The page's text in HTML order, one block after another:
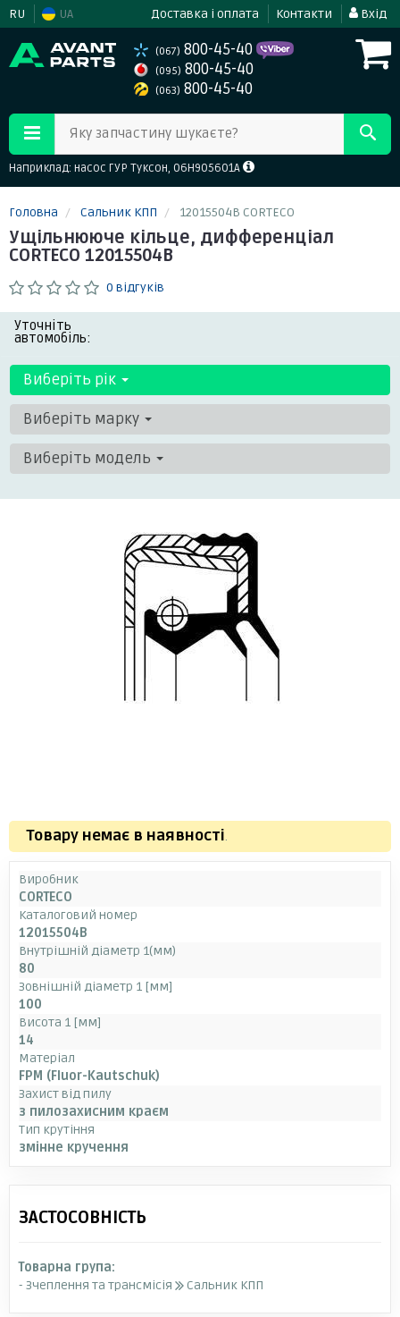
RU UA Доставка і оплата Контакти Вхід
(067) 800-45-40
(095) 800-45-40
(063) 800-45-40
Яку запчастину шукаєте?
Наприклад: насос ГУР Туксон, 06H905601A
Головна Сальник КПП 12015504B CORTECO
Ущільнююче кільце, дифференціал
CORTECO 12015504B
0 відгуків
Уточніть
автомобіль:
Виберіть рік
Виберіть марку
Виберіть модель
Товару немає в наявності.
Виробник
CORTECO
Каталоговий номер
12015504B
Внутрішній діаметр 1(мм)
80
Зовнішній діаметр 1 [мм]
100
Висота 1 [мм]
14
Матеріал
FPM (Fluor-Kautschuk)
Захист від пилу
з пилозахисним краєм
Тип крутіння
змінне кручення
ЗАСТОСОВНІСТЬ
Товарна група:
- Зчеплення та трансмісія
Сальник КПП